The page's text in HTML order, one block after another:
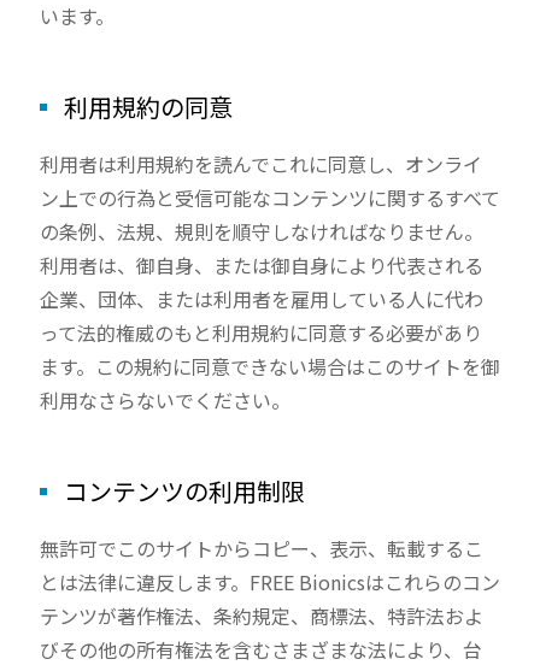
います。
利用規約の同意
利用者は利用規約を読んでこれに同意し、オンライ
ン上での行為と受信可能なコンテンツに関するすべて
の条例、法規、規則を順守しなければなりません。
利用者は、御自身、または御自身により代表される
企業、団体、または利用者を雇用している人に代わ
って法的権威のもと利用規約に同意する必要があり
ます。この規約に同意できない場合はこのサイトを御
利用なさらないでください。
コンテンツの利用制限
無許可でこのサイトからコピー、表示、転載するこ
とは法律に違反します。FREE Bionicsはこれらのコン
テンツが著作権法、条約規定、商標法、特許法およ
びその他の所有権法を含むさまざまな法により、台